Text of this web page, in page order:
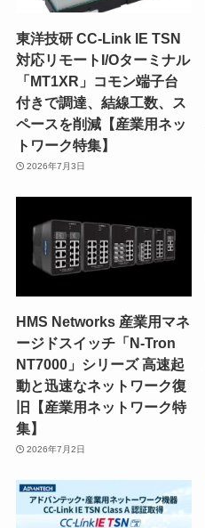
東洋技研 CC-Link IE TSN
対応リモートI/Oターミナル
「MT1XR」コモン端子台
付きで調達、結線工数、ス
ペースを削減【産業用ネッ
トワーク特集】
2026年7月3日
HMS Networks 産業用マネ
ージドスイッチ「N-Tron
NT7000」シリーズ 高速起
動と迅速なネットワーク復
旧【産業用ネットワーク特
集】
2026年7月2日